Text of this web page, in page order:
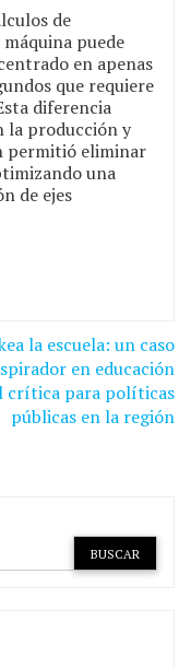
de
puede
en apenas
que requiere
diferencia
la producción y
permitió eliminar
una
de ejes
la escuela: un caso
en educación
crítica para políticas
públicas en la región